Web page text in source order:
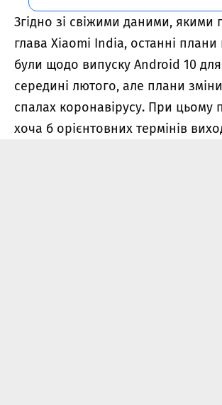
Згідно зі свіжими даними, якими
глава Xiaomi India, останні плани
були щодо випуску Android 10
середині лютого, але плани
спалах коронавірусу. При цьому
хоча б орієнтовних термінів